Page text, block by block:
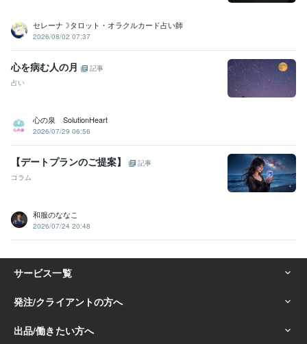
セレーナ☽タロット・オラクルカード占い師
2026/08/02 07:37
心を病む人の月
記事
占い
心の泉 SolutionHeart
2026/07/29 06:56
【デートプランのご提案】
記事
コラム
和服のななこ
2026/07/24 20:48